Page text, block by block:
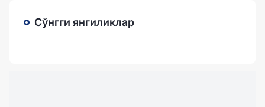
Сўнгги янгиликлар